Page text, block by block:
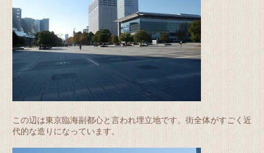
この辺は東京臨海副都心と言われ埋立地です。街全体がすごく近
代的な造りになっています。